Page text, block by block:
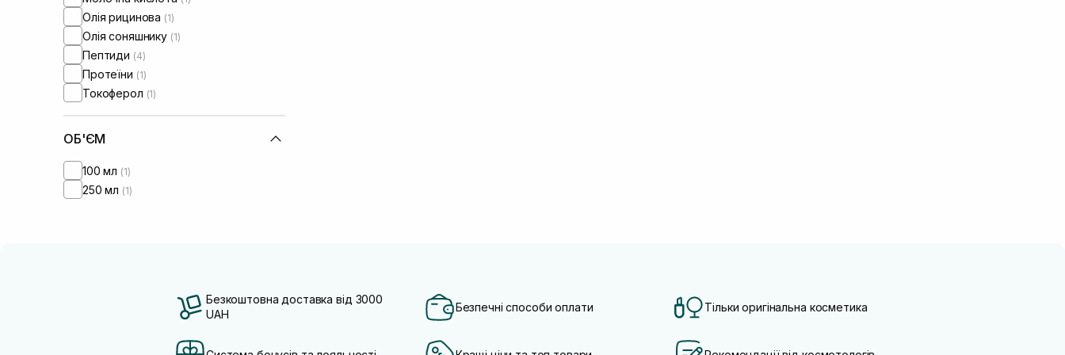
Олія рицинова (1)
Олія соняшнику (1)
Пептиди (4)
Протеїни (1)
Токоферол (1)
ОБ'ЄМ
100 мл (1)
250 мл (1)
Безкоштовна доставка від 3000
UAH
Безпечні способи оплати Тільки оригінальна косметика